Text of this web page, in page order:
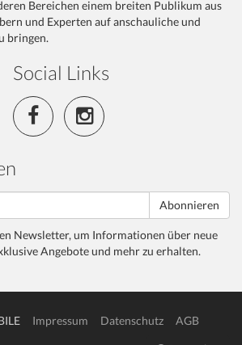
Bereichen einem breiten Publikum aus
und Experten auf anschauliche und
bringen.
Social Links
Abonnieren
Newsletter, um Informationen über neue
Angebote und mehr zu erhalten.
Impressum Datenschutz
AGB